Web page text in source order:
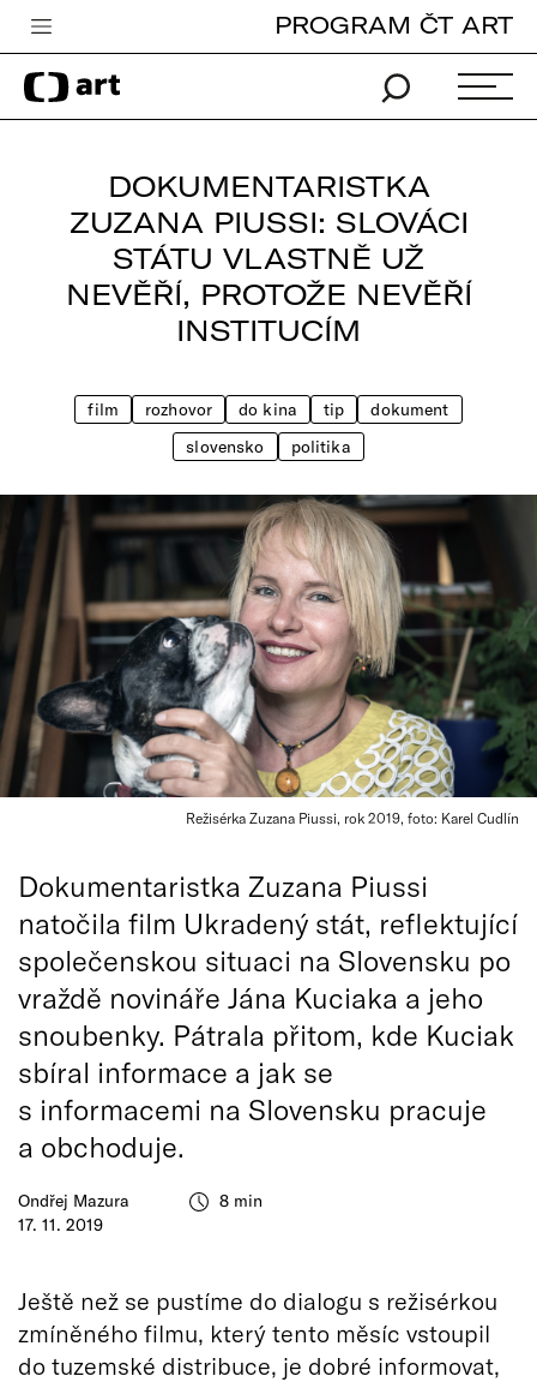
Česká televize
Zpravodajství
iVysílání
Pro děti
Vše o ČT
PROGRAM ČT ART
DOKUMENTARISTKA
ZUZANA PIUSSI: SLOVÁCI
STÁTU VLASTNĚ UŽ
NEVĚŘÍ, PROTOŽE NEVĚŘÍ
INSTITUCÍM
film rozhovor do kina tip
dokument
slovensko
politika
Režisérka Zuzana Piussi, rok 2019, foto: Karel Cudlín
Ondřej Mazura
17. 11. 2019
8 min
Dokumentaristka Zuzana Piussi
natočila film Ukradený stát, reflektující
společenskou situaci na Slovensku po
vraždě novináře Jána Kuciaka a jeho
snoubenky. Pátrala přitom, kde Kuciak
sbíral informace a jak se
s informacemi na Slovensku pracuje
a obchoduje.
Ještě než se pustíme do dialogu s režisérkou
zmíněného filmu, který tento měsíc vstoupil
do tuzemské distribuce, je dobré informovat,